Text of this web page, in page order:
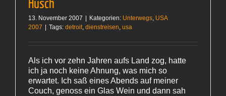
Husch
13. November 2007 Kategorien: Unterwegs, USA
2007
Tags: detroit, dienstreisen, usa
Als ich vor zehn Jahren aufs Land zog, hatte
ich ja noch keine Ahnung, was mich so
erwartet. Ich saß eines Abends auf meiner
Couch, genoss ein Glas Wein und dann sah